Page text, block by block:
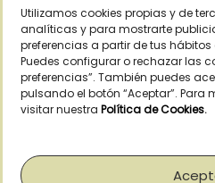
Utilizamos cookies propias y de
analíticas y para mostrarte
preferencias a partir de tus
Puedes configurar o rechazar las
preferencias”. También puedes
pulsando el botón “Aceptar”.
visitar nuestra Política de Cookies.
Recognitions
Legal warning|Privacy policy|